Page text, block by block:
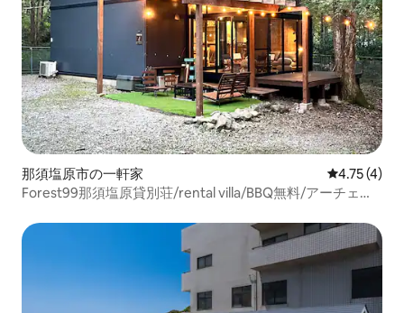
那須塩原市の一軒家 レビュー4
4.75 (4)
Forest99那須塩原貸別荘/rental villa/BBQ無料/アーチェリ